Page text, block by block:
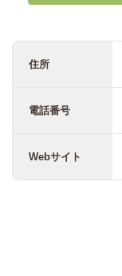
住所
電話番号
Webサイト